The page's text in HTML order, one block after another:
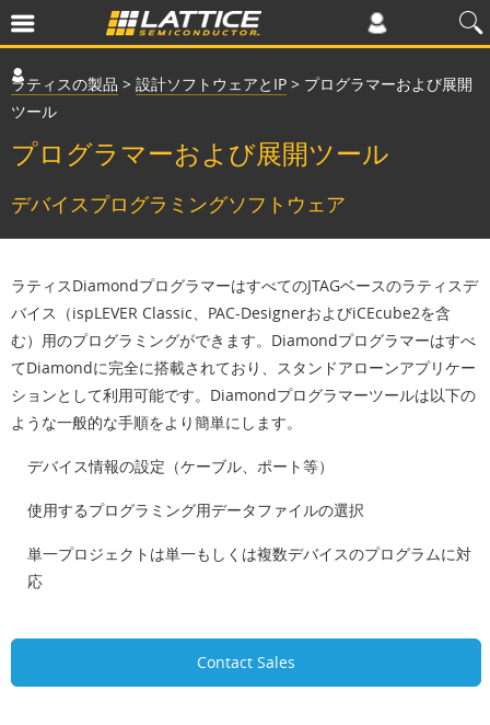
ラティスの製品 > 設計ソフトウェアとIP > プログラマーおよび展開
ツール
プログラマーおよび展開ツール
デバイスプログラミングソフトウェア
ラティスDiamondプログラマーはすべてのJTAGベースのラティスデ
バイス（ispLEVER Classic、PAC-DesignerおよびiCEcube2を含
む）用のプログラミングができます。Diamondプログラマーはすべ
てDiamondに完全に搭載されており、スタンドアローンアプリケー
ションとして利用可能です。Diamondプログラマーツールは以下の
ような一般的な手順をより簡単にします。
デバイス情報の設定（ケーブル、ポート等）
使用するプログラミング用データファイルの選択
単一プロジェクトは単一もしくは複数デバイスのプログラムに対
応
Contact Sales